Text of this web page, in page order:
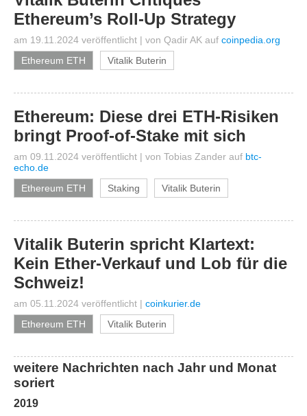
Ethereum’s Roll-Up Strategy
am 19.11.2024 veröffentlicht | von Qadir AK auf coinpedia.org
Ethereum ETH
Vitalik Buterin
Ethereum: Diese drei ETH-Risiken
bringt Proof-of-Stake mit sich
am 09.11.2024 veröffentlicht | von Tobias Zander auf btc-
echo.de
Ethereum ETH
Staking Vitalik Buterin
Vitalik Buterin spricht Klartext:
Kein Ether-Verkauf und Lob für die
Schweiz!
am 05.11.2024 veröffentlicht | coinkurier.de
Ethereum ETH
Vitalik Buterin
weitere Nachrichten nach Jahr und Monat
soriert
2019